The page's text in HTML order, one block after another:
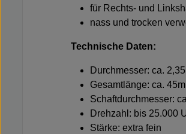
für Rechts- und
nass und trocken
Technische Daten:
Durchmesser: ca.
Gesamtlänge: ca.
Schaftdurchmesser:
Drehzahl: bis 25.000
Stärke: extra fein